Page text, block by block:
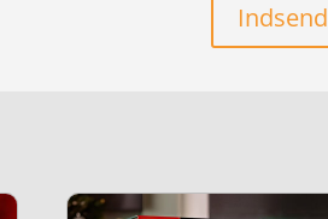
Indsend